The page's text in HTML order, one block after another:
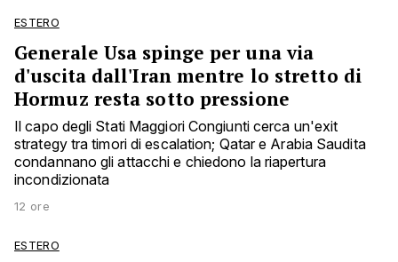
ESTERO
Generale Usa spinge per una via
d'uscita dall'Iran mentre lo stretto di
Hormuz resta sotto pressione
Il capo degli Stati Maggiori Congiunti cerca un'exit
strategy tra timori di escalation; Qatar e Arabia Saudita
condannano gli attacchi e chiedono la riapertura
incondizionata
12 ore
ESTERO